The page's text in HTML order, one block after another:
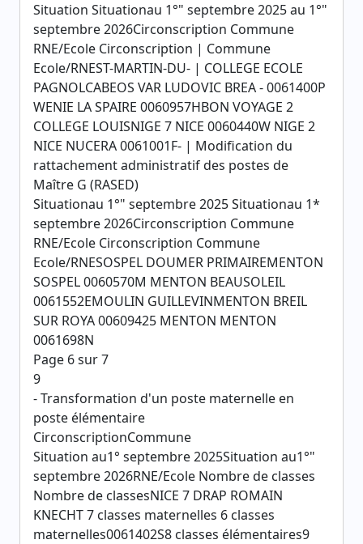
Situation Situationau 1°" septembre 2025 au 1°"
septembre 2026Circonscription Commune
RNE/Ecole Circonscription | Commune
Ecole/RNEST-MARTIN-DU- | COLLEGE ECOLE
PAGNOLCABEOS VAR LUDOVIC BREA - 0061400P
WENIE LA SPAIRE 0060957HBON VOYAGE 2
COLLEGE LOUISNIGE 7 NICE 0060440W NIGE 2
NICE NUCERA 0061001F- | Modification du
rattachement administratif des postes de
Maître G (RASED)
Situationau 1°" septembre 2025 Situationau 1*
septembre 2026Circonscription Commune
RNE/Ecole Circonscription Commune
Ecole/RNESOSPEL DOUMER PRIMAIREMENTON
SOSPEL 0060570M MENTON BEAUSOLEIL
0061552EMOULIN GUILLEVINMENTON BREIL
SUR ROYA 00609425 MENTON MENTON
0061698N
Page 6 sur 7
9
- Transformation d'un poste maternelle en
poste élémentaire
CirconscriptionCommune
Situation au1° septembre 2025Situation au1°"
septembre 2026RNE/Ecole Nombre de classes
Nombre de classesNICE 7 DRAP ROMAIN
KNECHT 7 classes maternelles 6 classes
maternelles0061402S8 classes élémentaires9